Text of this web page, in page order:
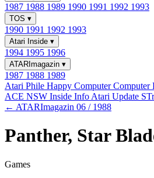
1987 1988 1989 1990 1991 1992 1993
TOS ▾
1990 1991 1992 1993
Atari Inside ▾
1994 1995 1996
ATARImagazin ▾
1987 1988 1989
Atari Phile Happy ComputerComputer
ACE NSW Inside Info Atari Update
← ATARImagazin 06 / 1988
Panther, Star
Games